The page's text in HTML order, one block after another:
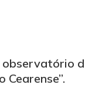
observatório